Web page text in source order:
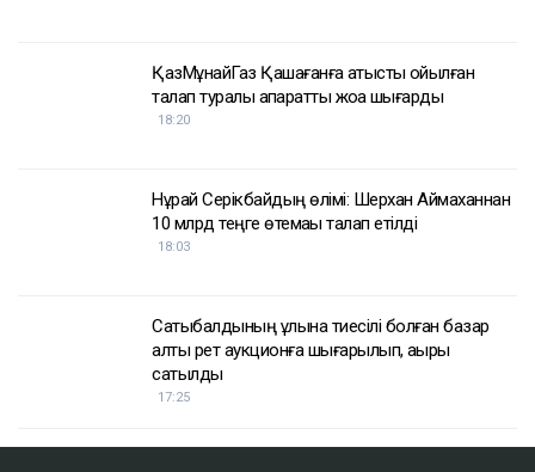
ҚазМұнайГаз Қашағанға қатысты қойылған
талап туралы ақпаратты жоққа шығарды
18:20
Нұрай Серікбайдың өлімі: Шерхан Аймаханнан
10 млрд теңге өтемақы талап етілді
18:03
Сатыбалдының ұлына тиесілі болған базар
алты рет аукционға шығарылып, ақыры
сатылды
17:25